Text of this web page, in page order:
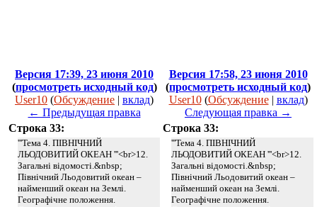
Версия 17:39, 23 июня 2010
(просмотреть исходный код)
User10 (Обсуждение | вклад)
← Предыдущая правка
Версия 17:58, 23 июня 2010
(просмотреть исходный код)
User10 (Обсуждение| вклад)
Следующая правка →
Строка 33:
Строка 33:
'''Тема 4. ПІВНІЧНИЙ
ЛЬОДОВИТИЙ ОКЕАН '''<br>12.
Загальні відомості.&nbsp;
Північний Льодовитий океан –
найменший океан на Землі.
Географічне положення.
'''Тема 4. ПІВНІЧНИЙ
ЛЬОДОВИТИЙ ОКЕАН '''<br>12.
Загальні відомості.&nbsp;
Північний Льодовитий океан –
найменший океан на Землі.
Географічне положення.